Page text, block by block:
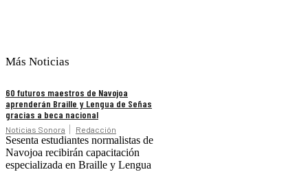
Más Noticias
60 futuros maestros de Navojoa
aprenderán Braille y Lengua de Señas
gracias a beca nacional
Noticias Sonora Redacción
Sesenta estudiantes normalistas de
Navojoa recibirán capacitación
especializada en Braille y Lengua